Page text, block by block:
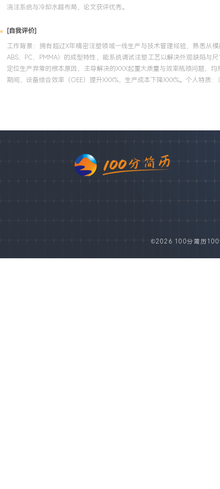
浇注系统与冷却水路布局，论文获评优秀。
[自我评价]
工作背景：拥有超过X年精密注塑领域一线生产与技术管理经验，熟悉从
ABS、PC、PMMA）的成型特性，能系统调试注塑工艺以解决外观缺陷与
定位生产异常的根本原因，主导解决的XXX起重大质量与效率瓶颈问题，
期间，设备综合效率（OEE）提升XXX%，生产成本下降XXX%。个人特
©2026 100分简历